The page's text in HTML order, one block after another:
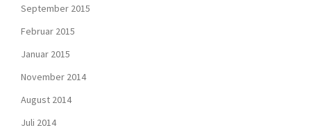
September 2015
Februar 2015
Januar 2015
November 2014
August 2014
Juli 2014